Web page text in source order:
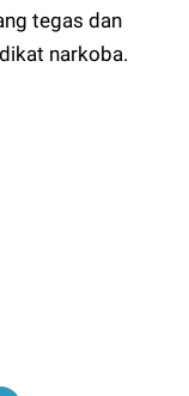
tegas dan
narkoba.